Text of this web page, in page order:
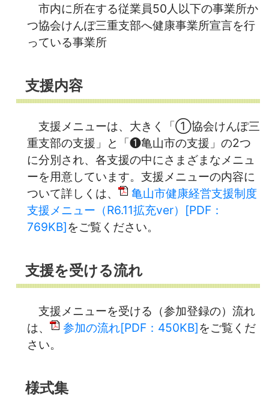
市内に所在する従業員50人以下の事業所か
つ協会けんぽ三重支部へ健康事業所宣言を行
っている事業所
支援内容
支援メニューは、大きく「①協会けんぽ三
重支部の支援」と「❶亀山市の支援」の2つ
に分別され、各支援の中にさまざまなメニュ
ーを用意しています。支援メニューの内容に
ついて詳しくは、
亀山市健康経営支援制度
支援メニュー（R6.11拡充ver）[PDF：
769KB]をご覧ください。
支援を受ける流れ
支援メニューを受ける（参加登録の）流れ
は、
参加の流れ[PDF：450KB]をご覧くだ
さい。
様式集